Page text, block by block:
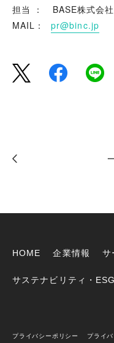
担当 ： BASE株式会
MAIL： pr@binc.jp
HOME 企業情報 サ
サステナビリティ・ESG
プライバシーポリシー プライ